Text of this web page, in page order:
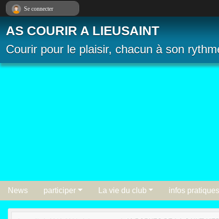
AS COURIR A LIEUSAINT
Courir pour le plaisir, chacun à son
News participer La vie du club infos pratiques
Se connecter
Panneau de gestion des cookies